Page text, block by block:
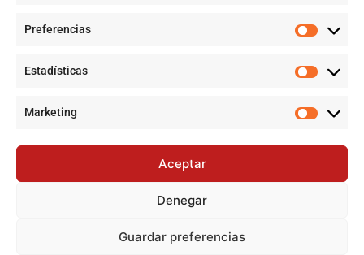
Preferencias
Estadísticas
Marketing
Aceptar
Denegar
Guardar preferencias
Jujutsu Kaisen: El Shōnen que decidió evolucionar sin perder su
Historias de la Calle 17: Un recorrido por las memorias de Dos